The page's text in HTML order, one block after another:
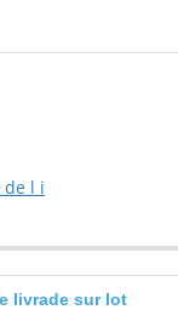
de l i
livrade sur lot